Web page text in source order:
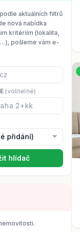
aktuálních filtrů
nová nabídka
kritériím (lokalita,
pošleme vám e-
(volitelné)
hlídač